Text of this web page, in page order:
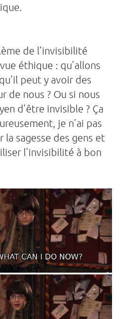
de l’invisibilité
éthique : qu’allons
peut y avoir des
de nous ? Ou si nous
d’être invisible ? Ça
je n’ai pas
sagesse des gens et
l’invisibilité à bon